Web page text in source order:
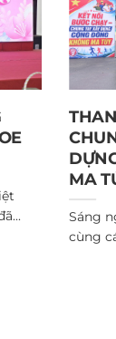
MA
Sáng
cùng